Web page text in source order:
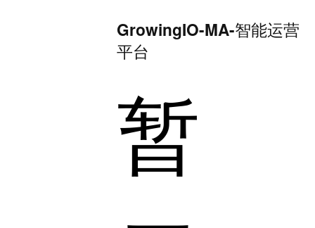
GrowingIO-MA-智能运营
平台
暂